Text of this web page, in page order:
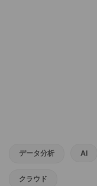
データ分析 AI
クラウド